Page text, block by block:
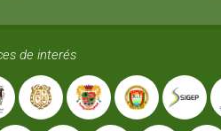
de interés